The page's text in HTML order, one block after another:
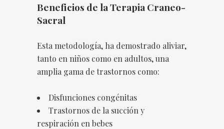
Beneficios de la Terapia Craneo-
Sacral
Esta metodología, ha demostrado aliviar,
tanto en niños como en adultos, una
amplia gama de trastornos como:
Disfunciones congénitas
Trastornos de la succión y
respiración en bebes